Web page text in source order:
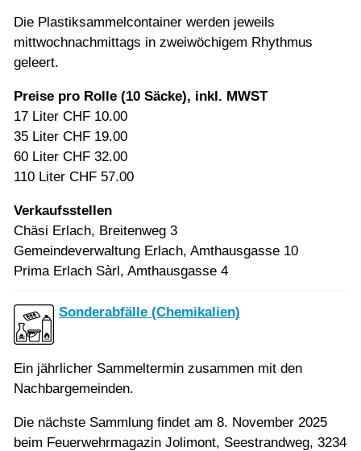
Die Plastiksammelcontainer werden jeweils
mittwochnachmittags in zweiwöchigem Rhythmus
geleert.
Preise pro Rolle (10 Säcke), inkl. MWST
17 Liter CHF 10.00
35 Liter CHF 19.00
60 Liter CHF 32.00
110 Liter CHF 57.00
Verkaufsstellen
Chäsi Erlach, Breitenweg 3
Gemeindeverwaltung Erlach, Amthausgasse 10
Prima Erlach Sàrl, Amthausgasse 4
Sonderabfälle (Chemikalien)
Ein jährlicher Sammeltermin zusammen mit den
Nachbargemeinden.
Die nächste Sammlung findet am 8. November 2025
beim Feuerwehrmagazin Jolimont, Seestrandweg, 3234